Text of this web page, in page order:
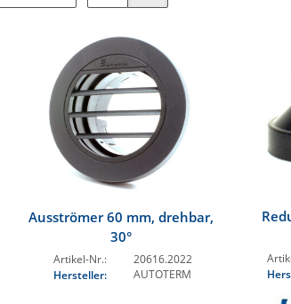
Ausströmer 60 mm, drehbar,
30°
Artikel-Nr.:
20616.2022
Hersteller:
AUTOTERM